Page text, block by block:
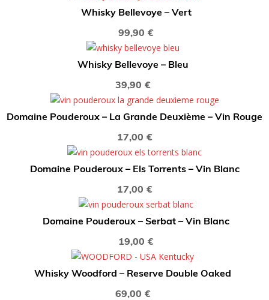
Whisky Bellevoye – Vert
99,90€
Whisky Bellevoye – Bleu
39,90 €
Domaine Pouderoux – La Grande Deuxième – Vin Rouge
17,00 €
Domaine Pouderoux – Els Torrents – Vin Blanc
17,00 €
Domaine Pouderoux – Serbat – Vin Blanc
19,00€
Whisky Woodford – Reserve Double Oaked
69,00 €